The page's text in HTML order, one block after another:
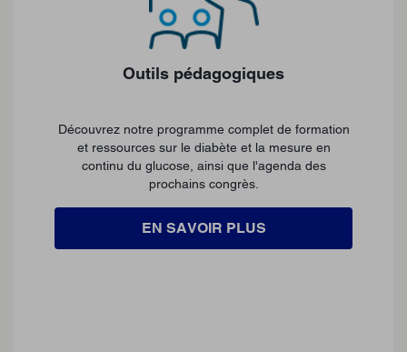
Outils pédagogiques
Découvrez notre programme complet de formation
et ressources sur le diabète et la mesure en
continu du glucose, ainsi que l'agenda des
prochains congrès.
EN SAVOIR PLUS